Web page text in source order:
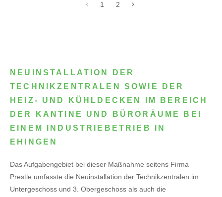
1 2
NEUINSTALLATION DER
TECHNIKZENTRALEN SOWIE DER
HEIZ- UND KÜHLDECKEN IM BEREICH
DER KANTINE UND BÜRORÄUME BEI
EINEM INDUSTRIEBETRIEB IN
EHINGEN
Das Aufgabengebiet bei dieser Maßnahme seitens Firma
Prestle umfasste die Neuinstallation der Technikzentralen im
Untergeschoss und 3. Obergeschoss als auch die